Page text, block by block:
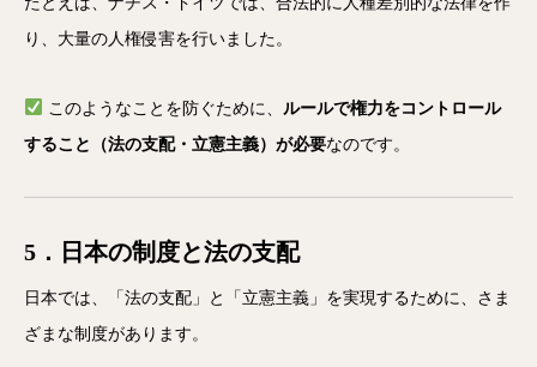
り、大量の人権侵害を行いました。
このようなことを防ぐために、 ルールで権力をコントロール
すること（法の支配・立憲主義）が必要なのです。
5．日本の制度と法の支配
日本では、「法の支配」と「立憲主義」を実現するために、さま
ざまな制度があります。